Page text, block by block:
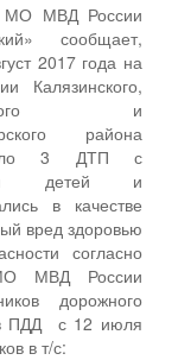
МВД России
сообщает,
2017 года на
Калязинского,
и
района
3 ДТП с
детей и
в качестве
вред здоровью
согласно
МВД России
дорожного
в ПДД с 12 июля
в т/с: